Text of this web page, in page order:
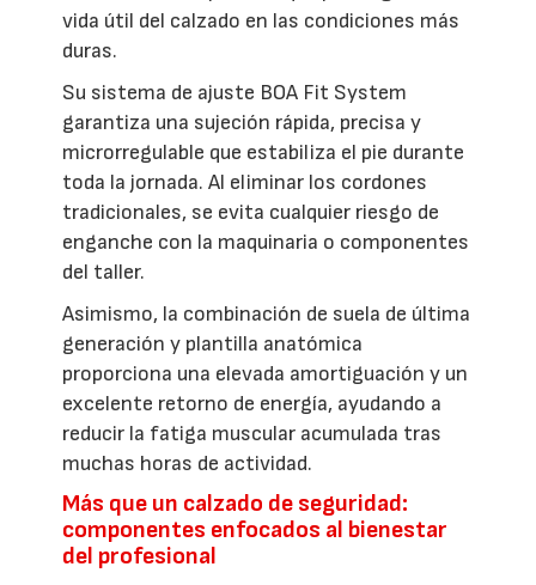
vida útil del calzado en las condiciones más
duras.
Su sistema de ajuste BOA Fit System
garantiza una sujeción rápida, precisa y
microrregulable que estabiliza el pie durante
toda la jornada. Al eliminar los cordones
tradicionales, se evita cualquier riesgo de
enganche con la maquinaria o componentes
del taller.
Asimismo, la combinación de suela de última
generación y plantilla anatómica
proporciona una elevada amortiguación y un
excelente retorno de energía, ayudando a
reducir la fatiga muscular acumulada tras
muchas horas de actividad.
Más que un calzado de seguridad:
componentes enfocados al bienestar
del profesional